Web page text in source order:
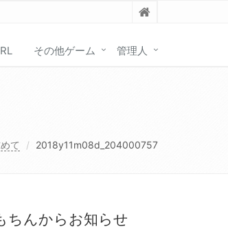
その他ゲーム 管理人
て 2018y11m08d_204000757
ちんからお知らせ